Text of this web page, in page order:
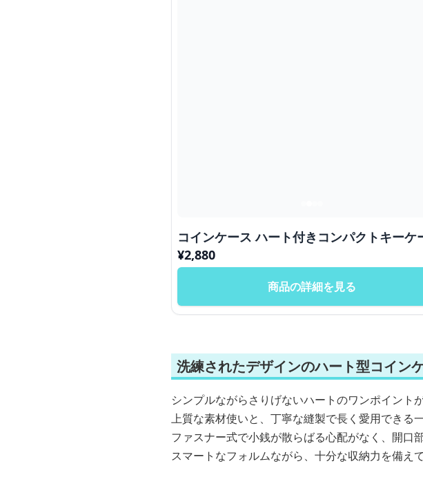
コインケース ハート付きコンパクトキー
¥2,880
商品の詳細を見る
洗練されたデザインのハート型コイン
シンプルながらさりげないハートのワンポイント
上質な素材使いと、丁寧な縫製で長く愛用できる一
ファスナー式で小銭が散らばる心配がなく、開口
スマートなフォルムながら、十分な収納力を備えて